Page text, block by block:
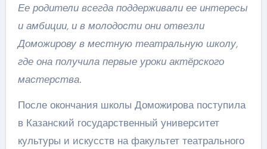
Ее родители всегда поддерживали ее интересы
и амбиции, и в молодости они отвезли
Доможирову в местную театральную школу,
где она получила первые уроки актёрского
мастерства.
После окончания школы Доможирова поступила
в Казанский государственный университет
культуры и искусств на факультет театрального